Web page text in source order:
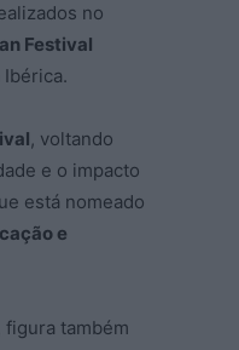
no
Festival
, voltando
e o impacto
está nomeado
e
também